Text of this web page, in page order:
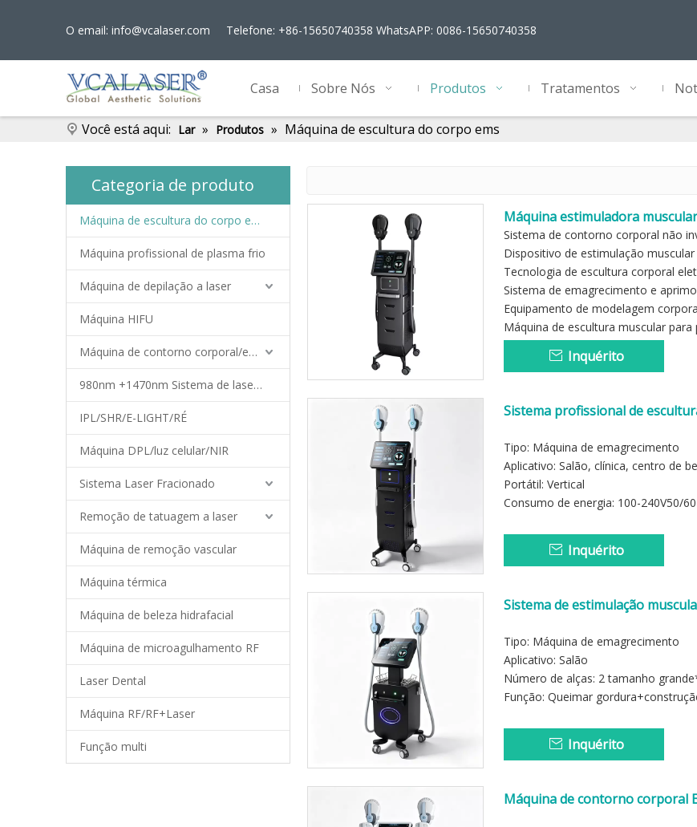
O email: info@vcalaser.com Telefone: +86-15650740358 WhatsAPP: 0086-15650740358
Casa Sobre Nós Produtos Tratamentos
Você está aqui: Lar » Produtos » Máquina de escultura do corpo ems
Categoria de produto
Máquina de escultura do corpo ems
Máquina profissional de plasma frio
Máquina de depilação a laser
Máquina HIFU
Máquina de contorno corporal/emagrecimento
980nm +1470nm Sistema de laser de diodo
IPL/SHR/E-LIGHT/RÉ
Máquina DPL/luz celular/NIR
Sistema Laser Fracionado
Remoção de tatuagem a laser
Máquina de remoção vascular
Máquina térmica
Máquina de beleza hidrafacial
Máquina de microagulhamento RF
Laser Dental
Máquina RF/RF+Laser
Função multi
Máquina estimuladora
invasivos
Sistema de contorno corporal não
Dispositivo de estimulação
Tecnologia de escultura corporal
Sistema de emagrecimento e
Equipamento de modelagem
Máquina de escultura muscular
Inquérito
Sistema profissional de
Tipo: Máquina de emagrecimento
Aplicativo: Salão, clínica, centro de
Portátil: Vertical
Consumo de energia: 100-240V50/
Inquérito
Sistema de estimulação
Tipo: Máquina de emagrecimento
Aplicativo: Salão
Número de alças: 2 tamanho
Função: Queimar
Inquérito
Máquina de contorno corporal